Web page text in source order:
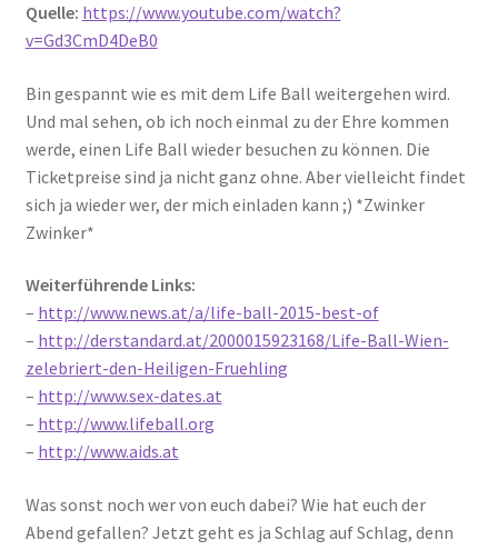
Quelle: https://www.youtube.com/watch?
v=Gd3CmD4DeB0
Bin gespannt wie es mit dem Life Ball weitergehen wird.
Und mal sehen, ob ich noch einmal zu der Ehre kommen
werde, einen Life Ball wieder besuchen zu können. Die
Ticketpreise sind ja nicht ganz ohne. Aber vielleicht findet
sich ja wieder wer, der mich einladen kann ;) *Zwinker
Zwinker*
Weiterführende Links:
– http://www.news.at/a/life-ball-2015-best-of
– http://derstandard.at/2000015923168/Life-Ball-Wien-
zelebriert-den-Heiligen-Fruehling
– http://www.sex-dates.at
– http://www.lifeball.org
– http://www.aids.at
Was sonst noch wer von euch dabei? Wie hat euch der
Abend gefallen? Jetzt geht es ja Schlag auf Schlag, denn